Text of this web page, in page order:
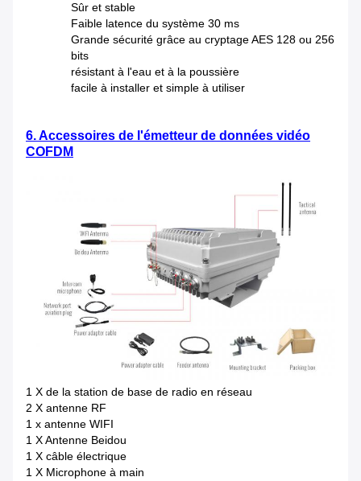
Sûr et stable
Faible latence du système 30 ms
Grande sécurité grâce au cryptage AES 128 ou 256
bits
résistant à l'eau et à la poussière
facile à installer et simple à utiliser
6. Accessoires de l'émetteur de données vidéo
COFDM
1 X de la station de base de radio en réseau
2 X antenne RF
1 x antenne WIFI
1 X Antenne Beidou
1 X câble électrique
1 X Microphone à main